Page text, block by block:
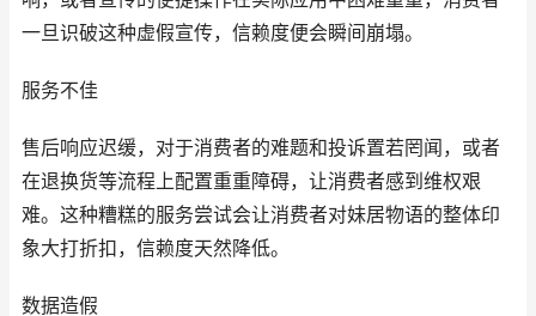
一旦识破这种虚假宣传，信赖度便会瞬间崩塌。
服务不佳
售后响应迟缓，对于消费者的难题和投诉置若罔闻，或者
在退换货等流程上配置重重障碍，让消费者感到维权艰
难。这种糟糕的服务尝试会让消费者对妹居物语的整体印
象大打折扣，信赖度天然降低。
数据造假